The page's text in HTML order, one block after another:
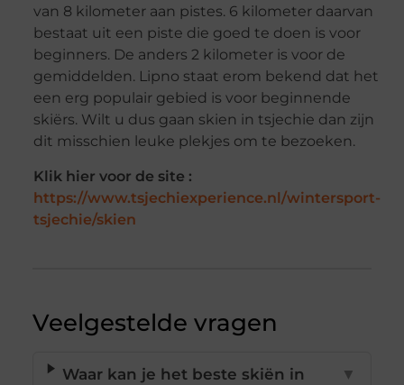
van 8 kilometer aan pistes. 6 kilometer daarvan
bestaat uit een piste die goed te doen is voor
beginners. De anders 2 kilometer is voor de
gemiddelden. Lipno staat erom bekend dat het
een erg populair gebied is voor beginnende
skiërs. Wilt u dus gaan skien in tsjechie dan zijn
dit misschien leuke plekjes om te bezoeken.
Klik hier voor de site :
https://www.tsjechiexperience.nl/wintersport-
tsjechie/skien
Veelgestelde vragen
Waar kan je het beste skiën in
▼